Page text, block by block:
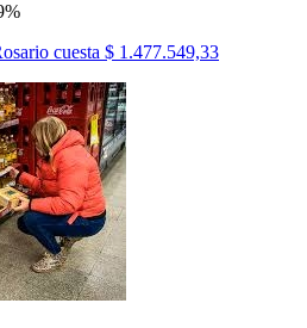
cuesta $ 1.477.549,33